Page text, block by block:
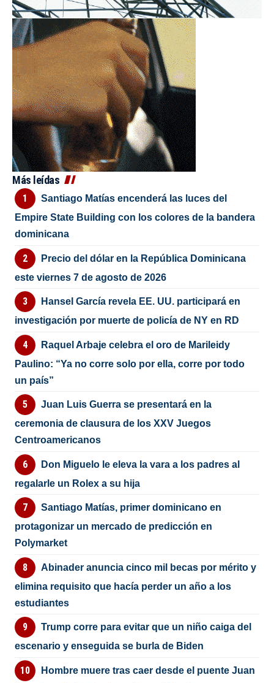
Más leídas
Santiago Matías encenderá las luces del
Empire State Building con los colores de la bandera
dominicana
Precio del dólar en la República Dominicana
este viernes 7 de agosto de 2026
Hansel García revela EE. UU. participará en
investigación por muerte de policía de NY en RD
Raquel Arbaje celebra el oro de Marileidy
Paulino: “Ya no corre solo por ella, corre por todo
un país”
Juan Luis Guerra se presentará en la
ceremonia de clausura de los XXV Juegos
Centroamericanos
Don Miguelo le eleva la vara a los padres al
regalarle un Rolex a su hija
Santiago Matías, primer dominicano en
protagonizar un mercado de predicción en
Polymarket
Abinader anuncia cinco mil becas por mérito y
elimina requisito que hacía perder un año a los
estudiantes
Trump corre para evitar que un niño caiga del
escenario y enseguida se burla de Biden
Hombre muere tras caer desde el puente Juan